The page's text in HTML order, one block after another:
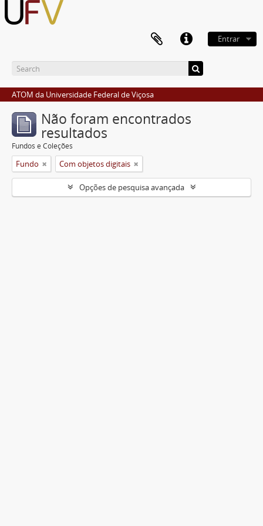
Entrar
ATOM da Universidade Federal de Viçosa
Não foram encontrados
resultados
Fundos e Coleções
Fundo Com objetos digitais
Opções de pesquisa avançada